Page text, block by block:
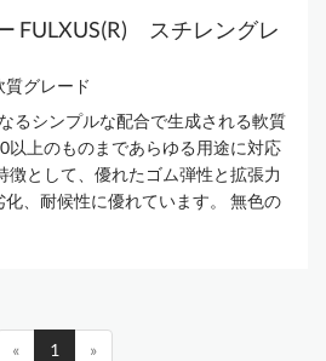
FULXUS(R) スチレングレ
グレード
るシンプルな配合で生成される軟質
以上のものまであらゆる用途に対応
徴として、優れたゴム弾性と拡張力
、耐候性に優れています。 無色の
« 1 »